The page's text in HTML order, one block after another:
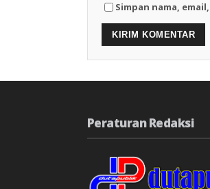
Simpan nama,
Peraturan Redaksi